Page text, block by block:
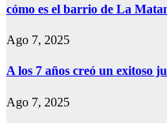
cómo es el barrio de La
Ago 7, 2025
A los 7 años creó un exitoso
Ago 7, 2025